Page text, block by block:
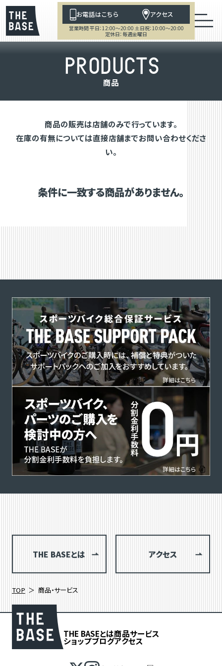
お電話はこちら アクセス
営業時間 平日：12:00～20:00 土日祝：10:00～20:00
定休日：毎週金曜日
PRODUCTS
商品
商品の販売は店舗のみで行っています。
在庫の有無については直接店舗までお問い合わせくださ
い。
条件に一致する商品がありません。
THE BASEとは アクセス
TOP 商品・サービス
THE BASEとは商品サービス
ショップブログアクセス